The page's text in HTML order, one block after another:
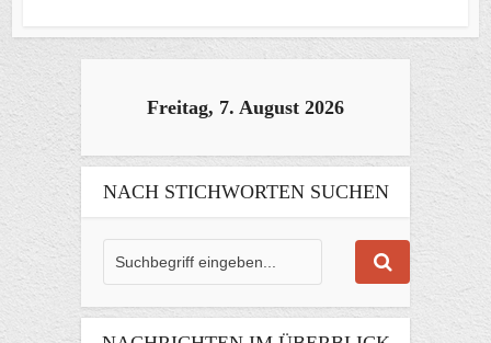
Freitag, 7. August 2026
NACH STICHWORTEN SUCHEN